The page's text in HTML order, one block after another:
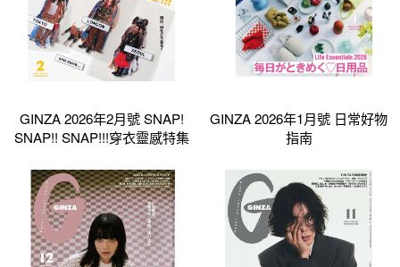
GINZA 2026年2月號 SNAP!
SNAP!! SNAP!!!穿衣靈感特集
GINZA 2026年1月號 日常好物
指南